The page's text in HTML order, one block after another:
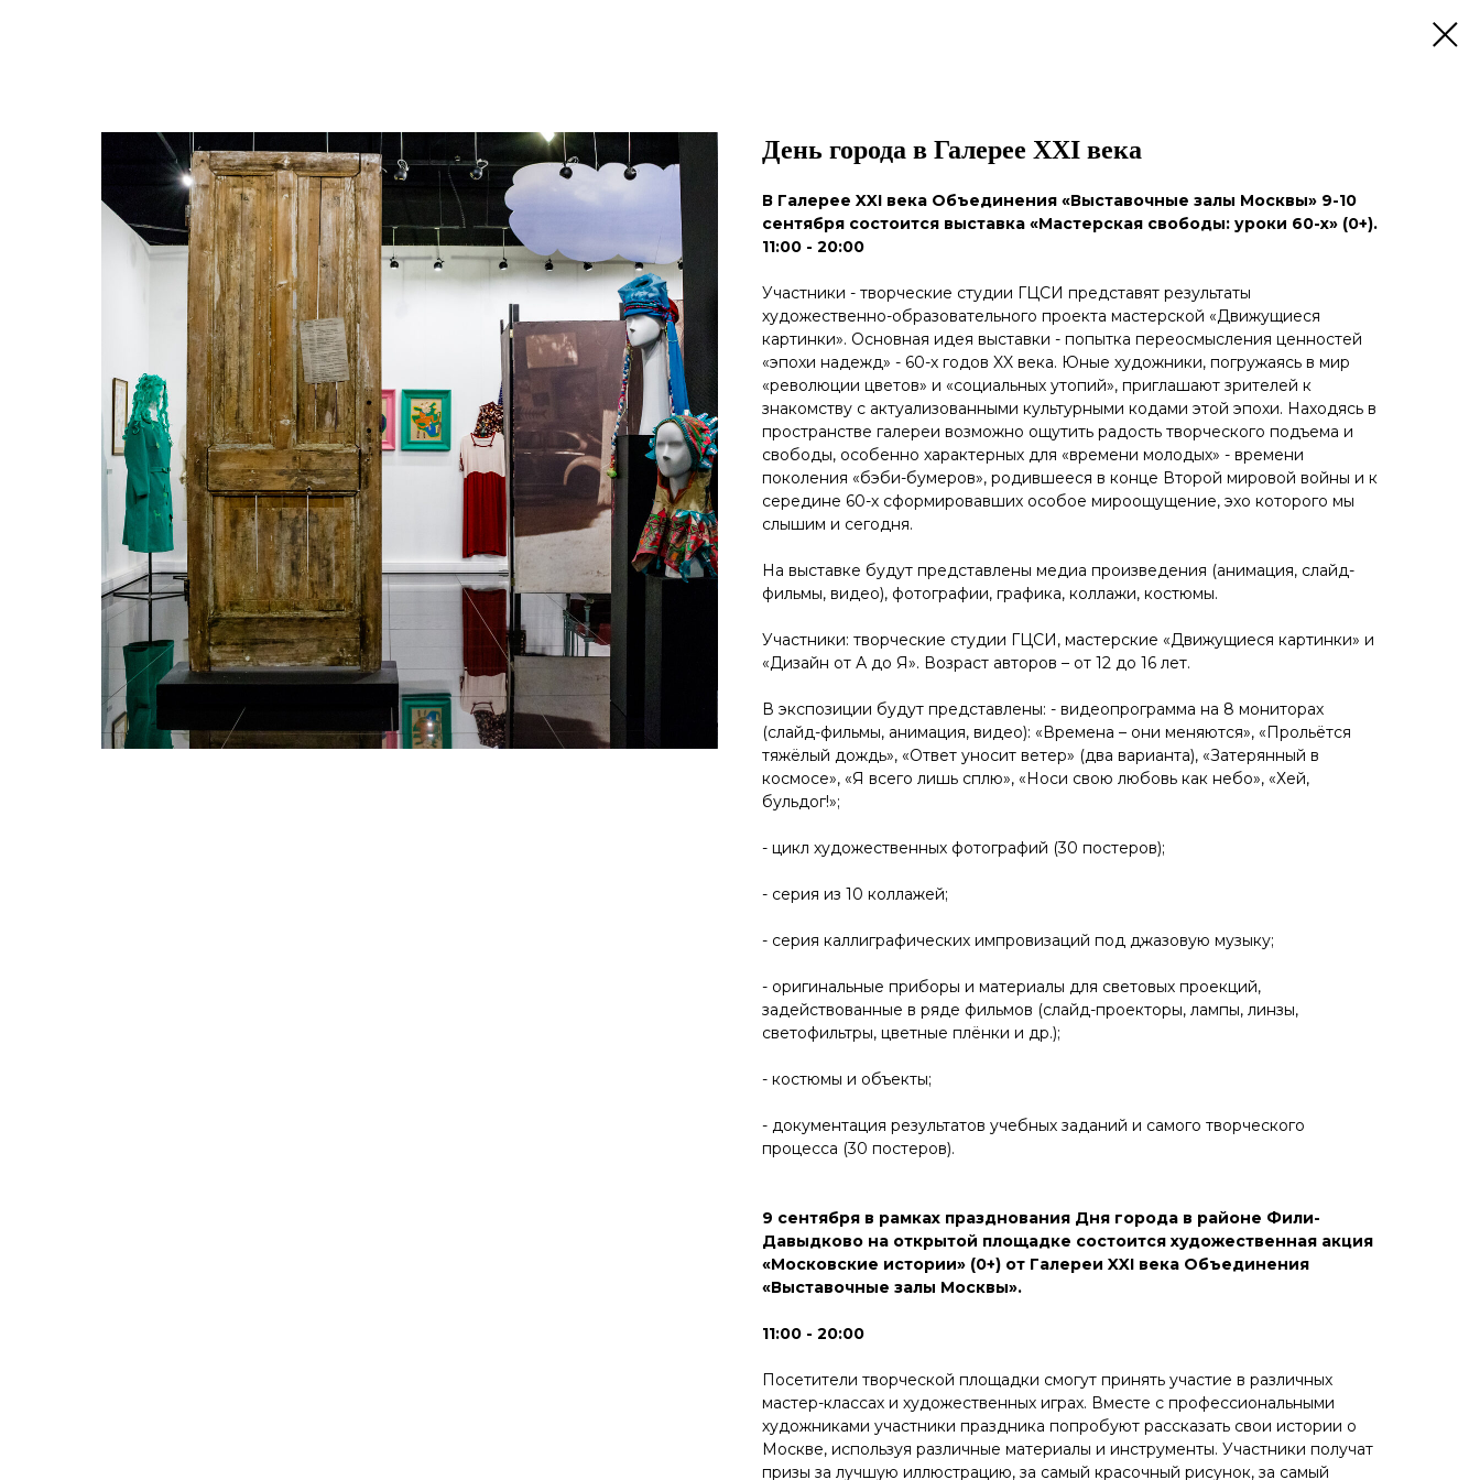
День города в Галерее XXI века
В Галерее XXI века Объединения «Выставочные залы Москвы» 9-10
сентября состоится выставка «Мастерская свободы: уроки 60-х» (0+).
11:00 - 20:00
Участники - творческие студии ГЦСИ представят результаты
художественно-образовательного проекта мастерской «Движущиеся
картинки». Основная идея выставки - попытка переосмысления ценностей
«эпохи надежд» - 60-х годов XX века. Юные художники, погружаясь в мир
«революции цветов» и «социальных утопий», приглашают зрителей к
знакомству с актуализованными культурными кодами этой эпохи. Находясь в
пространстве галереи возможно ощутить радость творческого подъема и
свободы, особенно характерных для «времени молодых» - времени
поколения «бэби-бумеров», родившееся в конце Второй мировой войны и к
середине 60-х сформировавших особое мироощущение, эхо которого мы
слышим и сегодня.
На выставке будут представлены медиа произведения (анимация, слайд-
фильмы, видео), фотографии, графика, коллажи, костюмы.
Участники: творческие студии ГЦСИ, мастерские «Движущиеся картинки» и
«Дизайн от А до Я». Возраст авторов – от 12 до 16 лет.
В экспозиции будут представлены: - видеопрограмма на 8 мониторах
(слайд-фильмы, анимация, видео): «Времена – они меняются», «Прольётся
тяжёлый дождь», «Ответ уносит ветер» (два варианта), «Затерянный в
космосе», «Я всего лишь сплю», «Носи свою любовь как небо», «Хей,
бульдог!»;
- цикл художественных фотографий (30 постеров);
- серия из 10 коллажей;
- серия каллиграфических импровизаций под джазовую музыку;
- оригинальные приборы и материалы для световых проекций,
задействованные в ряде фильмов (слайд-проекторы, лампы, линзы,
светофильтры, цветные плёнки и др.);
- костюмы и объекты;
- документация результатов учебных заданий и самого творческого
процесса (30 постеров).
9 сентября в рамках празднования Дня города в районе Фили-
Давыдково на открытой площадке состоится художественная акция
«Московские истории» (0+) от Галереи XXI века Объединения
«Выставочные залы Москвы».
11:00 - 20:00
Посетители творческой площадки смогут принять участие в различных
мастер-классах и художественных играх. Вместе с профессиональными
художниками участники праздника попробуют рассказать свои истории о
Москве, используя различные материалы и инструменты. Участники получат
призы за лучшую иллюстрацию, за самый красочный рисунок, за самый